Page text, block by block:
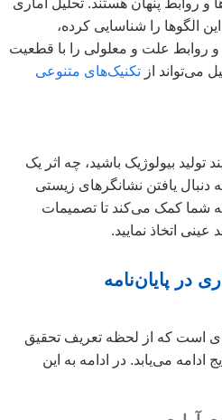
و روابط پنهان هستند. تحلیل آماری
الگوها را شناسایی کرده،
روابط علت و معلولی را با قطعیت
می‌تواند از تکنیک‌های متنوعی
تولید بیولوژیک باشید، چه اثر یک
دنبال یافتن نشانگرهای زیستی
به شما کمک می‌کند تا تصمیمات
عینی اتخاذ نمایید.
در پایان‌نامه
است که از لحظه تعریف تحقیق
ادامه می‌یابد. در ادامه به این